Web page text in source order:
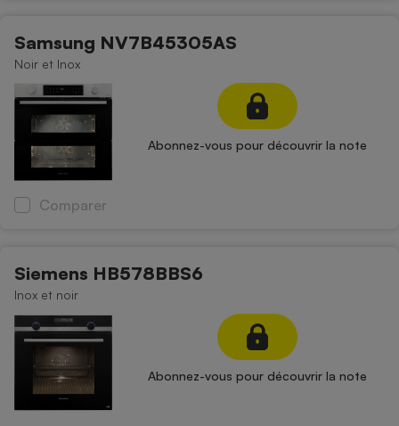
Samsung NV7B45305AS
Noir et Inox
Abonnez-vous pour découvrir la note
Comparer
Siemens HB578BBS6
Inox et noir
Abonnez-vous pour découvrir la note